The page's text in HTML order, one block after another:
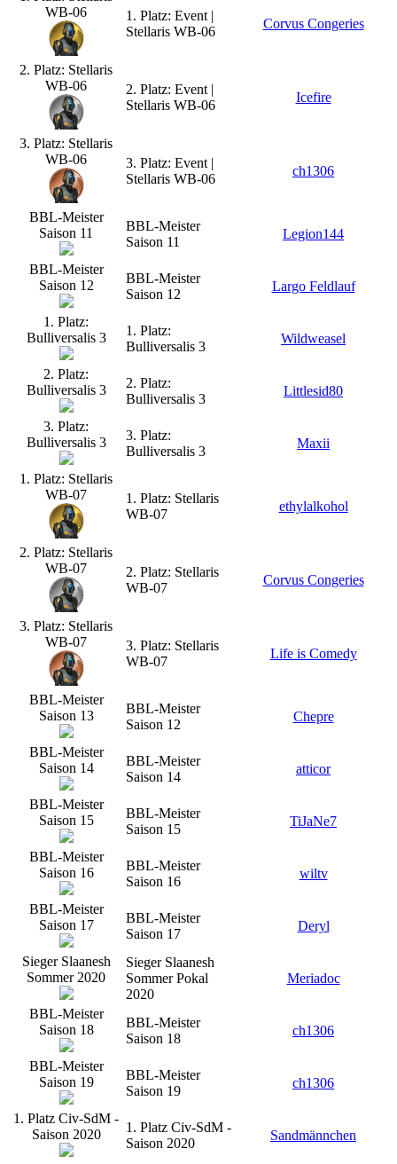
WB-06
1. Platz: Event |
Stellaris WB-06
Corvus Congeries
2. Platz: Stellaris
WB-06
2. Platz: Event |
Stellaris WB-06
Icefire
3. Platz: Stellaris
WB-06
3. Platz: Event |
Stellaris WB-06
ch1306
BBL-Meister
Saison 11
BBL-Meister
Saison 11
Legion144
BBL-Meister
Saison 12
BBL-Meister
Saison 12
Largo Feldlauf
1. Platz:
Bulliversalis 3
1. Platz:
Bulliversalis 3
Wildweasel
2. Platz:
Bulliversalis 3
2. Platz:
Bulliversalis 3
Littlesid80
3. Platz:
Bulliversalis 3
3. Platz:
Bulliversalis 3
Maxii
1. Platz: Stellaris
WB-07
1. Platz: Stellaris
WB-07
ethylalkohol
2. Platz: Stellaris
WB-07
2. Platz: Stellaris
WB-07
Corvus Congeries
3. Platz: Stellaris
WB-07
3. Platz: Stellaris
WB-07
Life is Comedy
BBL-Meister
Saison 13
BBL-Meister
Saison 12
Chepre
BBL-Meister
Saison 14
BBL-Meister
Saison 14
atticor
BBL-Meister
Saison 15
BBL-Meister
Saison 15
TiJaNe7
BBL-Meister
Saison 16
BBL-Meister
Saison 16
wiltv
BBL-Meister
Saison 17
BBL-Meister
Saison 17
Deryl
Sieger Slaanesh
Sommer 2020
Sieger Slaanesh
Sommer Pokal
2020
Meriadoc
BBL-Meister
Saison 18
BBL-Meister
Saison 18
ch1306
BBL-Meister
Saison 19
BBL-Meister
Saison 19
ch1306
1. Platz Civ-SdM -
Saison 2020
1. Platz Civ-SdM -
Saison 2020
Sandmännchen